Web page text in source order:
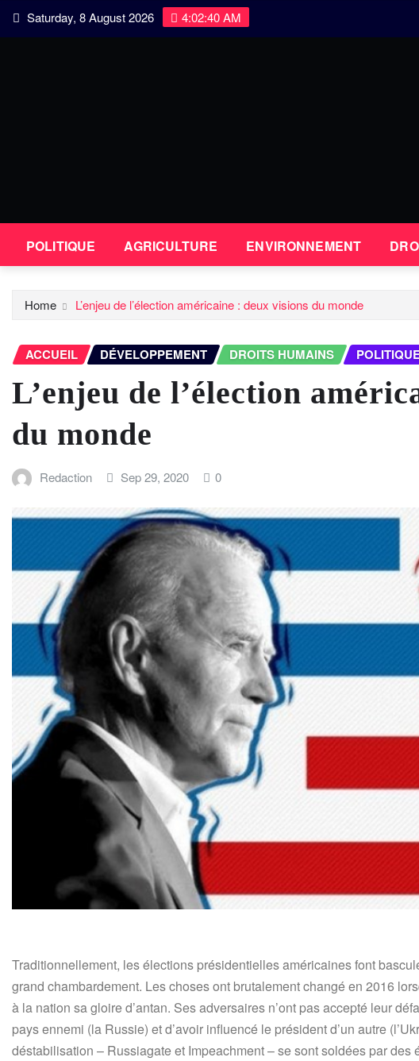
Skip Saturday, 8 August 2026 4:02:41 AM
POLITIQUE AGRICULTURE ENVIRONNEMENT
Home L’enjeu de l’élection américaine : deux visions du monde
ACCUEIL DÉVELOPPEMENT DROITS HUMAINS
L’enjeu de l’élection
du monde
Redaction Sep 29, 2020 0
Traditionnellement, les élections présidentielles américaines font
grand chambardement. Les choses ont brutalement changé en 2016
à la nation sa gloire d’antan. Ses adversaires n’ont pas accepté leur
pays ennemi (la Russie) et d’avoir influencé le président d’un autre
déstabilisation – Russiagate et Impeachment – se sont soldées par des